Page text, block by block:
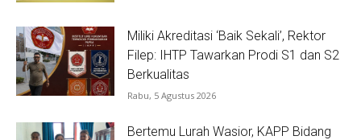
Miliki Akreditasi ‘Baik Sekali’, Rektor
Filep: IHTP Tawarkan Prodi S1 dan S2
Berkualitas
Rabu, 5 Agustus 2026
Bertemu Lurah Wasior, KAPP Bidang